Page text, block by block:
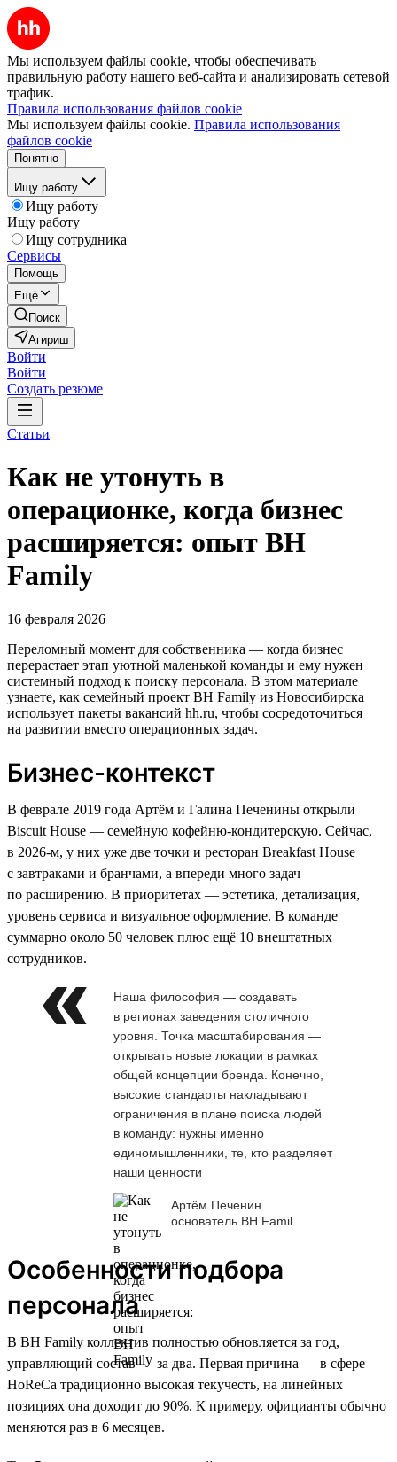
Мы используем файлы cookie, чтобы обеспечивать
правильную работу нашего веб-сайта и анализировать сетевой
трафик.
Правила использования файлов cookie
Мы используем файлы cookie. Правила использования
файлов cookie
Понятно
Ищу работу
Ищу работу
Ищу работу
Ищу сотрудника
Сервисы
Помощь
Ещё
Поиск
Агириш
Войти
Войти
Создать резюме
Статьи
Как не утонуть в
операционке, когда бизнес
расширяется: опыт BH
Family
16 февраля 2026
Переломный момент для собственника — когда бизнес
перерастает этап уютной маленькой команды и ему нужен
системный подход к поиску персонала. В этом материале
узнаете, как семейный проект BH Family из Новосибирска
использует пакеты вакансий hh.ru, чтобы сосредоточиться
на развитии вместо операционных задач.
Бизнес-контекст
В феврале 2019 года Артём и Галина Печенины открыли
Biscuit House — семейную кофейню-кондитерскую. Сейчас,
в 2026-м, у них уже две точки и ресторан Breakfast House
с завтраками и бранчами, а впереди много задач
по расширению. В приоритетах — эстетика, детализация,
уровень сервиса и визуальное оформление. В команде
суммарно около 50 человек плюс ещё 10 внештатных
сотрудников.
Наша философия — создавать
в регионах заведения столичного
уровня. Точка масштабирования —
открывать новые локации в рамках
общей концепции бренда. Конечно,
высокие стандарты накладывают
ограничения в плане поиска людей
в команду: нужны именно
единомышленники, те, кто разделяет
наши ценности
Артём Печенин
основатель BH Famil
Особенности подбора
персонала
В BH Family коллектив полностью обновляется за год,
управляющий состав — за два. Первая причина — в сфере
HoReCa традиционно высокая текучесть, на линейных
позициях она доходит до 90%. К примеру, официанты обычно
меняются раз в 6 месяцев.